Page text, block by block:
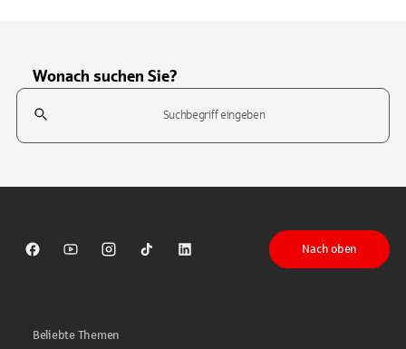
Wonach suchen Sie?
Suchfeld
Sparkasse auf Facebook
Sparkasse auf Youtube
Sparkasse auf Instagram
Sparkasse auf TikTok
Sparkasse auf LinkedIn
Nach oben
Beliebte Themen